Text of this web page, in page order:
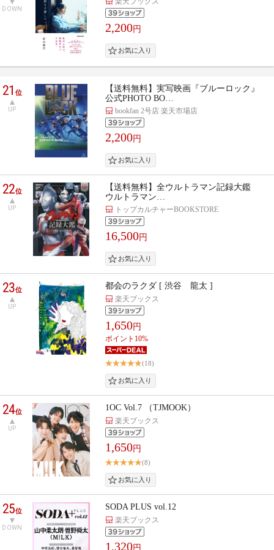
DOWN
2,200円
21位
UP
【送料無料】実写映画『ブルーロック』
公式PHOTO BO…
bookfan 2号店 楽天市場店
2,200円
22位
UP
【送料無料】全ウルトラマン記録大鑑
ウルトラマン…
トップカルチャーBOOKSTORE
16,500円
23位
UP
都会のラクダ [ 渋谷 龍太 ]
楽天ブックス
1,650円
ポイント10%
(18)
24位
UP
1OC Vol.7 （TJMOOK）
楽天ブックス
1,650円
(8)
25位
DOWN
SODA PLUS vol.12
楽天ブックス
1,320円